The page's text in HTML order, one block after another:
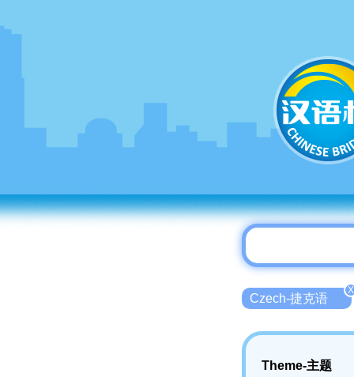
Czech-捷克语
X
Theme-主题